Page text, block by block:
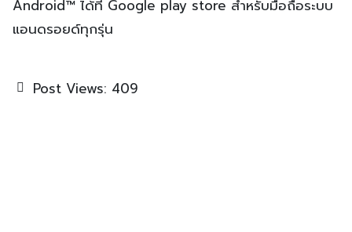
Android™ ได้ที่ Google play store สำหรับมือถือระบบ
แอนดรอยด์ทุกรุ่น
Post Views: 409